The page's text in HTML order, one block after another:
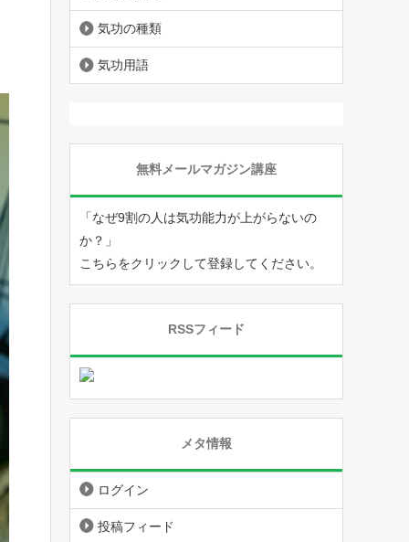
気功の種類
気功用語
無料メールマガジン講座
「なぜ9割の人は気功能力が上がらないの
か？」
こちらをクリックして登録してください。
RSSフィード
メタ情報
ログイン
投稿フィード